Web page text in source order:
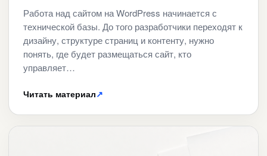
Работа над сайтом на WordPress начинается с
технической базы. До того разработчики переходят к
дизайну, структуре страниц и контенту, нужно
понять, где будет размещаться сайт, кто
управляет…
Читать материал↗